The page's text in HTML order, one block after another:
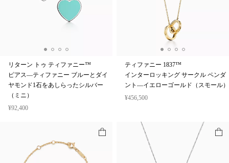
リターン トゥ ティファニー™
ピアス—ティファニー ブルーとダイ
ヤモンド1石をあしらったシルバー
（ミニ）
¥92,400
ティファニー 1837™
インターロッキング サークル ペンダ
ント—イエローゴールド（スモール）
¥456,500